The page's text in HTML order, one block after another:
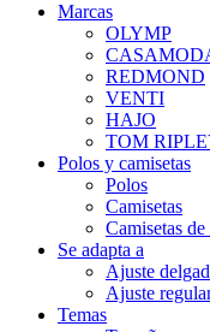
Marcas
OLYMP
REDMOND
VENTI
HAJO
TOM
Polos y camisetas
Polos
Camisetas
Camisetas
Se adapta a
Ajuste
Ajuste
Temas